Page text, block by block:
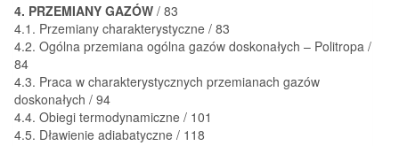
4. PRZEMIANY GAZÓW / 83
4.1. Przemiany charakterystyczne / 83
4.2. Ogólna przemiana ogólna gazów doskonałych – Politropa /
84
4.3. Praca w charakterystycznych przemianach gazów
doskonałych / 94
4.4. Obiegi termodynamiczne / 101
4.5. Dławienie adiabatyczne / 118